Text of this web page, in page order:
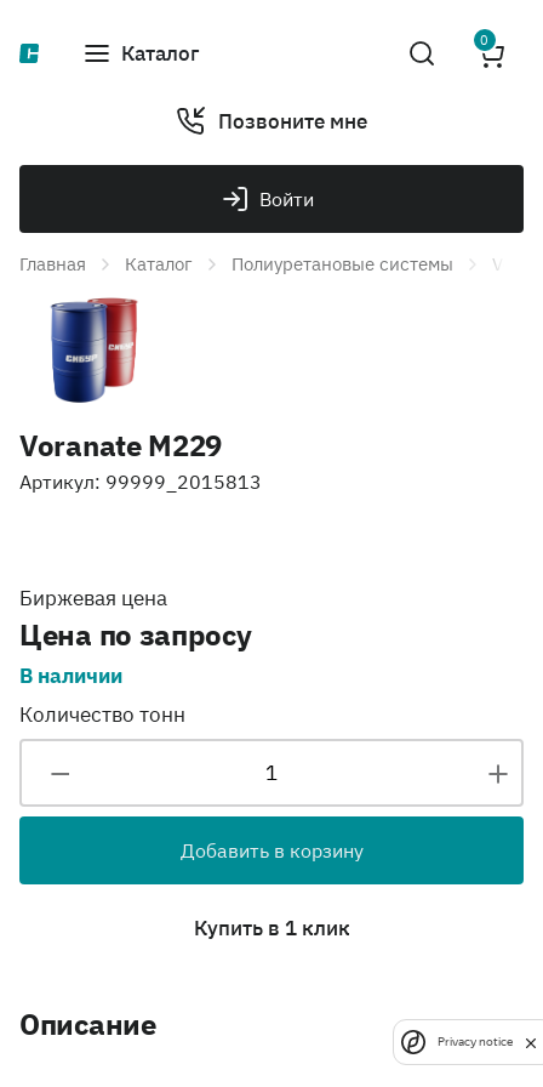
Каталог 0
Позвоните мне
Войти
Главная Каталог Полиуретановые системы
Voranate M229
Артикул: 99999_2015813
Биржевая цена
Цена по запросу
В наличии
Количество тонн
Добавить в корзину
Купить в 1 клик
Описание Privacy notice